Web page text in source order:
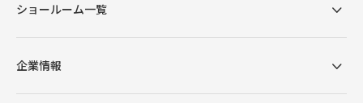
ショールーム一覧
企業情報